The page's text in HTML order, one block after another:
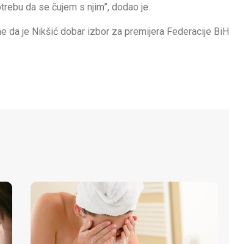
da se čujem s njim”, dodao je.
da je Nikšić dobar izbor za premijera Federacije BiH.